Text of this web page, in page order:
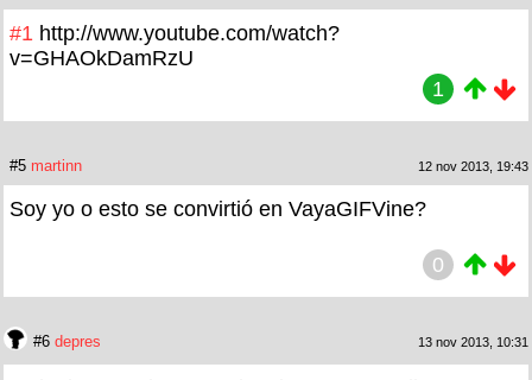
#1 http://www.youtube.com/watch?
v=GHAOkDamRzU
1
#5 martinn 12 nov 2013, 19:43
Soy yo o esto se convirtió en VayaGIFVine?
0
#6 depres 13 nov 2013, 10:31